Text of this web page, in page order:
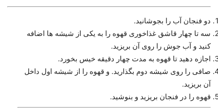
دو فنجان آب را بجوشانید.
سه تا چهار قاشق غذاخوری قهوه را به یکی از شیشه ها اضافه
کنید و آب جوش را روی آن بریزید.
اجازه دهید تا قهوه به مدت چهار دقیقه خیس بخورد.
صافی را روی شیشه دوم بگذارید. و قهوه را از شیشه اول داخل
آن بریزید.
قهوه را در فنجان بریزید و بنوشید.